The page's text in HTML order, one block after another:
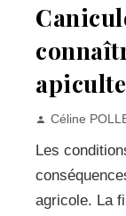
Céline
Les
agricole. La